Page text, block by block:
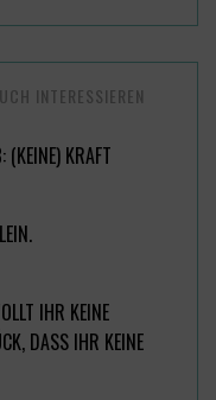
INTERESSIEREN
(KEINE) KRAFT
IHR KEINE
DASS IHR KEINE